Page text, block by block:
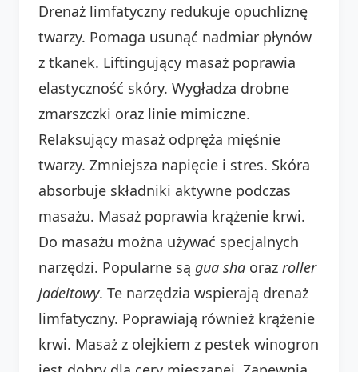
Drenaż limfatyczny redukuje opuchliznę
twarzy. Pomaga usunąć nadmiar płynów
z tkanek. Liftingujący masaż poprawia
elastyczność skóry. Wygładza drobne
zmarszczki oraz linie mimiczne.
Relaksujący masaż odpręża mięśnie
twarzy. Zmniejsza napięcie i stres. Skóra
absorbuje składniki aktywne podczas
masażu. Masaż poprawia krążenie krwi.
Do masażu można używać specjalnych
narzędzi. Popularne są gua sha oraz roller
jadeitowy. Te narzędzia wspierają drenaż
limfatyczny. Poprawiają również krążenie
krwi. Masaż z olejkiem z pestek winogron